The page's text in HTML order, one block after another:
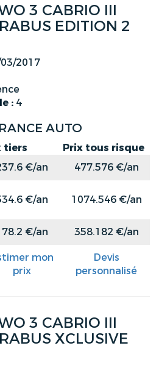
3 CABRIO III
EDITION 2
2017
: 4
AUTO
tiers
Prix tous risque
€/an
477.576 €/an
€/an 1074.546 €/an
€/an 358.182 €/an
mon
prix
Devis
personnalisé
3 CABRIO III
XCLUSIVE